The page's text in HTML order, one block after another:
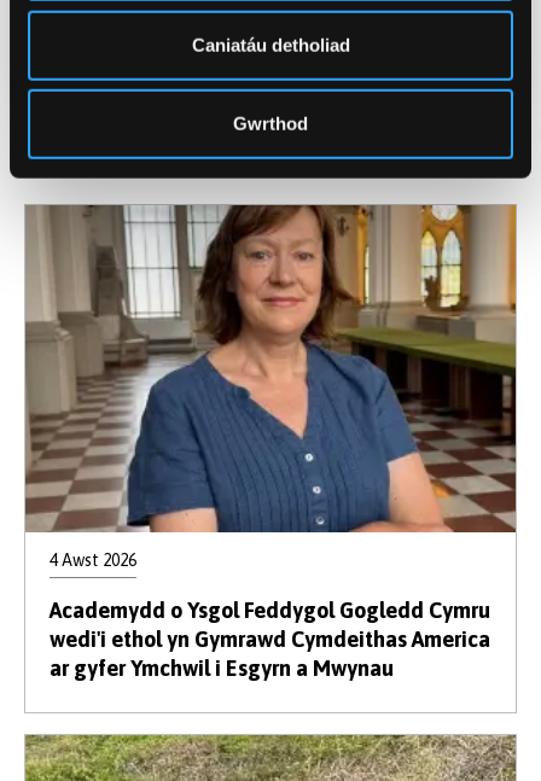
Caniatáu detholiad
Gwrthod
Categorïau
Prifysgol (Cyffredinol) Ymchwil
Newyddion Perthnasol
4 Awst 2026
Academydd o Ysgol Feddygol Gogledd Cymru
wedi'i ethol yn Gymrawd Cymdeithas America
ar gyfer Ymchwil i Esgyrn a Mwynau